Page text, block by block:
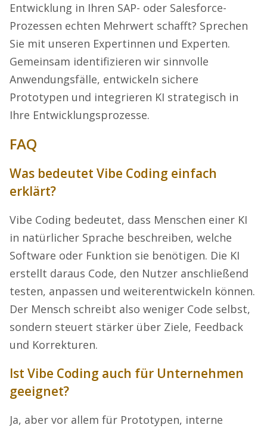
Entwicklung in Ihren SAP- oder Salesforce-
Prozessen echten Mehrwert schafft? Sprechen
Sie mit unseren Expertinnen und Experten.
Gemeinsam identifizieren wir sinnvolle
Anwendungsfälle, entwickeln sichere
Prototypen und integrieren KI strategisch in
Ihre Entwicklungsprozesse.
FAQ
Was bedeutet Vibe Coding einfach
erklärt?
Vibe Coding bedeutet, dass Menschen einer KI
in natürlicher Sprache beschreiben, welche
Software oder Funktion sie benötigen. Die KI
erstellt daraus Code, den Nutzer anschließend
testen, anpassen und weiterentwickeln können.
Der Mensch schreibt also weniger Code selbst,
sondern steuert stärker über Ziele, Feedback
und Korrekturen.
Ist Vibe Coding auch für Unternehmen
geeignet?
Ja, aber vor allem für Prototypen, interne